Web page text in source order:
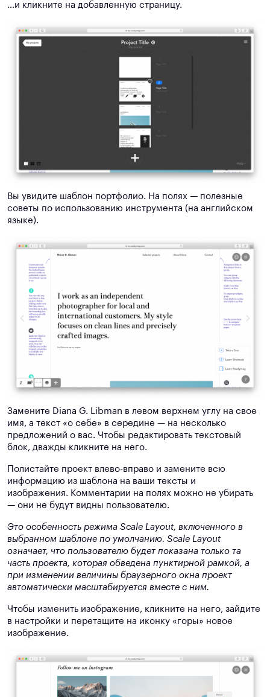
…и кликните на добавленную страницу.
Вы увидите шаблон портфолио. На полях — полезные
советы по использованию инструмента (на английском
языке).
Замените Diana G. Libman в левом верхнем углу на свое
имя, а текст «о себе» в середине — на несколько
предложений о вас. Чтобы редактировать текстовый
блок, дважды кликните на него.
Полистайте проект влево-вправо и замените всю
информацию из шаблона на ваши тексты и
изображения. Комментарии на полях можно не убирать
— они не будут видны пользователю.
Это особенность режима Scale Layout, включенного в
выбранном шаблоне по умолчанию. Scale Layout
означает, что пользователю будет показана только та
часть проекта, которая обведена пунктирной рамкой, а
при изменении величины браузерного окна проект
автоматически масштабируется вместе с ним.
Чтобы изменить изображение, кликните на него, зайдите
в настройки и перетащите на иконку «горы» новое
изображение.